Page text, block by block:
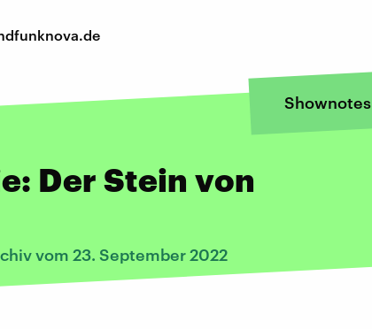
Shownotes
Der Stein von
vom 23. September 2022